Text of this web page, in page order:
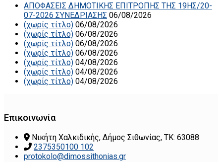
ΑΠΟΦΑΣΕΙΣ ΔΗΜΟΤΙΚΗΣ ΕΠΙΤΡΟΠΗΣ ΤΗΣ 19ΗΣ/20-
07-2026 ΣΥΝΕΔΡΙΑΣΗΣ 06/08/2026
(χωρίς τίτλο) 06/08/2026
(χωρίς τίτλο) 06/08/2026
(χωρίς τίτλο) 06/08/2026
(χωρίς τίτλο) 06/08/2026
(χωρίς τίτλο) 04/08/2026
(χωρίς τίτλο) 04/08/2026
(χωρίς τίτλο) 04/08/2026
Επικοινωνία
Νικήτη Χαλκιδικής, Δήμος Σιθωνίας, ΤΚ: 63088
2375350100 102
protokolo@dimossithonias.gr